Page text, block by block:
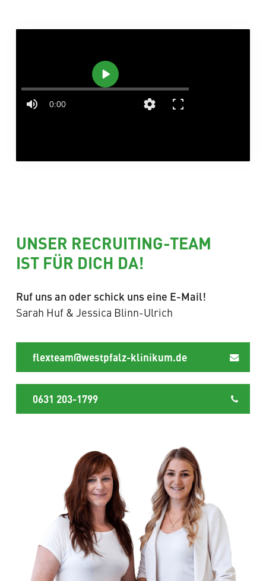
UNSER RECRUITING-TEAM
IST FÜR DICH DA!
Ruf uns an oder schick uns eine E-Mail!
Sarah Huf & Jessica Blinn-Ulrich
flexteam@westpfalz-klinikum.de
0631 203-1799